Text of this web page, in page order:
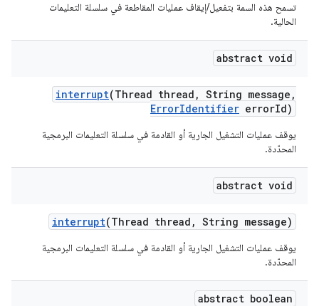
تسمح هذه السمة بتفعيل/إيقاف عمليات المقاطعة في سلسلة التعليمات
الحالية.
abstract void
interrupt(Thread thread , String message ,
ErrorIdentifier errorId)
يوقف عمليات التشغيل الجارية أو القادمة في سلسلة التعليمات البرمجية
المحدّدة.
abstract void
interrupt(Thread thread , String message)
يوقف عمليات التشغيل الجارية أو القادمة في سلسلة التعليمات البرمجية
المحدّدة.
abstract boolean